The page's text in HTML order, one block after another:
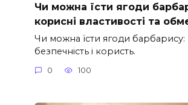
Чи можна їсти ягоди
корисні властивості та
Чи можна їсти ягоди барбарису:
безпечність і користь.
0 100